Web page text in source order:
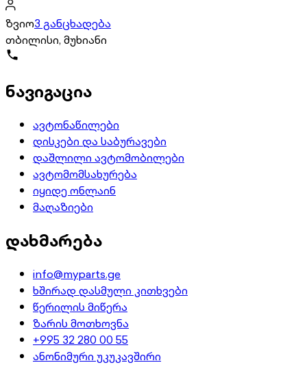
ზვიო3 განცხადება
თბილისი, მუხიანი
ნავიგაცია
ავტონაწილები
დისკები და საბურავები
დაშლილი ავტომობილები
ავტომომსახურება
იყიდე ონლაინ
მაღაზიები
დახმარება
info@myparts.ge
ხშირად დასმული კითხვები
წერილის მიწერა
ზარის მოთხოვნა
+995 32 280 00 55
ანონიმური უკუკავშირი